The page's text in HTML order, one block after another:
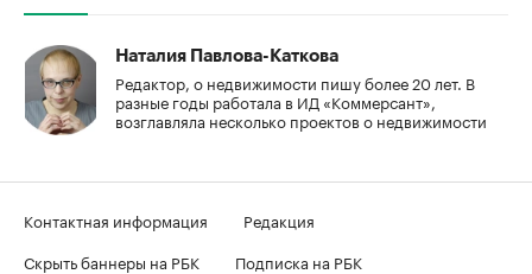
Наталия Павлова-Каткова
Редактор, о недвижимости пишу более 20 лет. В
разные годы работала в ИД «Коммерсант»,
возглавляла несколько проектов о недвижимости
Контактная информация
Редакция
Скрыть баннеры на РБК
Подписка на РБК